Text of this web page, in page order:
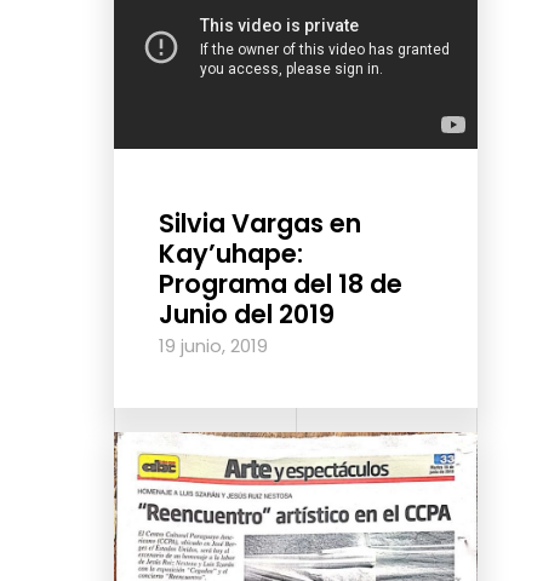
Silvia Vargas en
Kay’uhape:
Programa del 18 de
Junio del 2019
19 junio, 2019